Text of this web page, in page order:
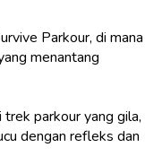
Parkour, di mana
menantang
parkour yang gila,
dengan refleks dan